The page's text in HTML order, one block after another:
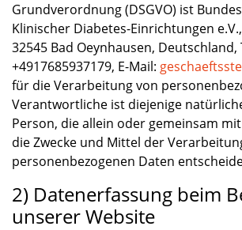
Grundverordnung (DSGVO) ist
Klinischer Diabetes-Einrichtungen
32545 Bad Oeynhausen, Deutschland,
+4917685937179, E-Mail:
für die Verarbeitung von
Verantwortliche ist diejenige
Person, die allein oder gemeinsam
die Zwecke und Mittel der
personenbezogenen Daten
2) Datenerfassung beim
unserer Website